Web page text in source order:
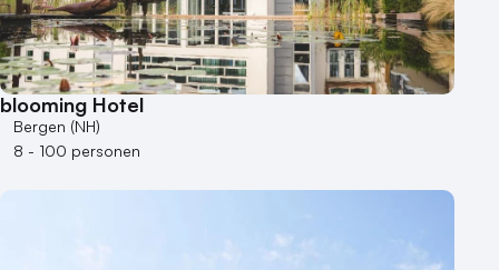
Varende locatie
blooming Hotel
Bergen (NH)
8 - 100 personen